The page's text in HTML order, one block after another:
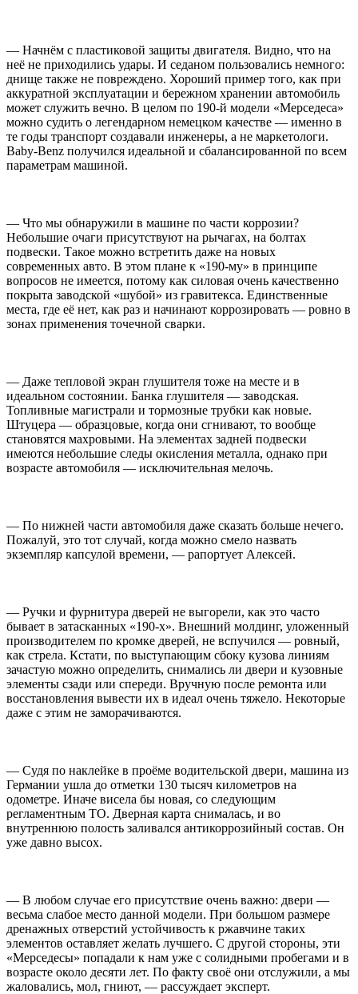
— Начнём с пластиковой защиты двигателя. Видно, что на
неё не приходились удары. И седаном пользовались немного:
днище также не повреждено. Хороший пример того, как при
аккуратной эксплуатации и бережном хранении автомобиль
может служить вечно. В целом по 190-й модели «Мерседеса»
можно судить о легендарном немецком качестве — именно в
те годы транспорт создавали инженеры, а не маркетологи.
Baby-Benz получился идеальной и сбалансированной по всем
параметрам машиной.
— Что мы обнаружили в машине по части коррозии?
Небольшие очаги присутствуют на рычагах, на болтах
подвески. Такое можно встретить даже на новых
современных авто. В этом плане к «190-му» в принципе
вопросов не имеется, потому как силовая очень качественно
покрыта заводской «шубой» из гравитекса. Единственные
места, где её нет, как раз и начинают коррозировать — ровно в
зонах применения точечной сварки.
— Даже тепловой экран глушителя тоже на месте и в
идеальном состоянии. Банка глушителя — заводская.
Топливные магистрали и тормозные трубки как новые.
Штуцера — образцовые, когда они сгнивают, то вообще
становятся махровыми. На элементах задней подвески
имеются небольшие следы окисления металла, однако при
возрасте автомобиля — исключительная мелочь.
— По нижней части автомобиля даже сказать больше нечего.
Пожалуй, это тот случай, когда можно смело назвать
экземпляр капсулой времени, — рапортует Алексей.
— Ручки и фурнитура дверей не выгорели, как это часто
бывает в затасканных «190-х». Внешний молдинг, уложенный
производителем по кромке дверей, не вспучился — ровный,
как стрела. Кстати, по выступающим сбоку кузова линиям
зачастую можно определить, снимались ли двери и кузовные
элементы сзади или спереди. Вручную после ремонта или
восстановления вывести их в идеал очень тяжело. Некоторые
даже с этим не заморачиваются.
— Судя по наклейке в проёме водительской двери, машина из
Германии ушла до отметки 130 тысяч километров на
одометре. Иначе висела бы новая, со следующим
регламентным ТО. Дверная карта снималась, и во
внутреннюю полость заливался антикоррозийный состав. Он
уже давно высох.
— В любом случае его присутствие очень важно: двери —
весьма слабое место данной модели. При большом размере
дренажных отверстий устойчивость к ржавчине таких
элементов оставляет желать лучшего. С другой стороны, эти
«Мерседесы» попадали к нам уже с солидными пробегами и в
возрасте около десяти лет. По факту своё они отслужили, а мы
жаловались, мол, гниют, — рассуждает эксперт.